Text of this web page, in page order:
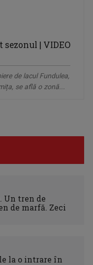
sezonul | VIDEO
de lacul Fundulea,
se află o zonă...
Un tren de
de marfă. Zeci
la o intrare în